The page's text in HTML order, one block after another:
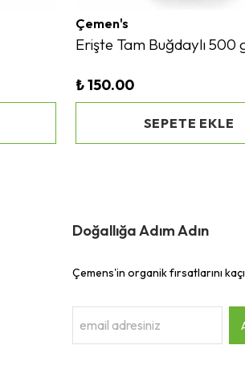
Çemen's
Erişte Tam Buğdaylı 500
₺ 150.00
SEPETE EKLE
Doğallığa Adım Adın
Çemens'in organik fırsatlarını